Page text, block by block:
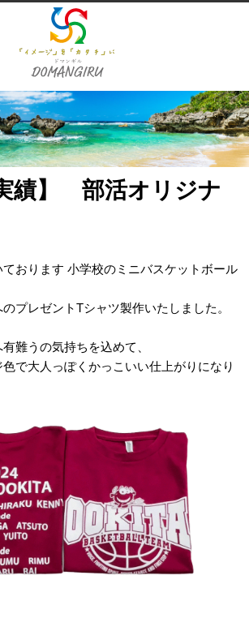
績】 部活オリジナ
おります 小学校のミニバスケットボール
プレゼントTシャツ製作いたしました。
難うの気持ちを込めて、
で大人っぽくかっこいい仕上がりになり